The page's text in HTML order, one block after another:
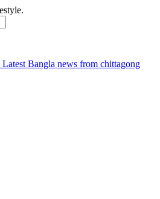
Bangla news from chittagong